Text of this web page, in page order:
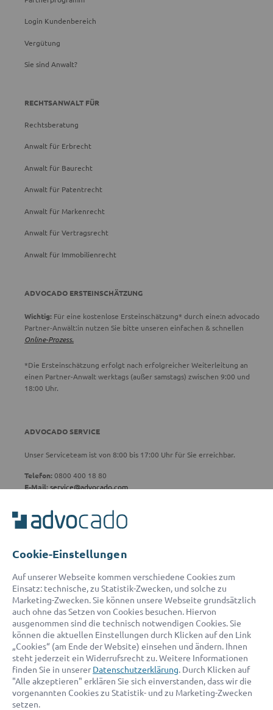
Login Kundenbereich
Vergütung
Sie sind Anwalt?
RECHTSANWALT FÜR
Rechtsberatung
Anwalt für Erbrecht
Anwalt für Baurecht
Anwalt für Patentrecht
Anwalt für Markenrecht
Anwalt für Vertragsrecht
Anwalt für Immobilienrecht
ADVOCADO ERSTEINSCHÄTZUNG
Wichtig: Für eine kostenlose Ersteinschätzung* durch eine:n advocado
Partner-Anwält:in nutzen Sie bitte unseren einfachen & schnellen
Online-Prozess.
*Die Ersteinschätzung erfolgt nach erfolgreicher Weiterleitung an
einen Partner-Anwalt werktags (außer samstags) zwischen 9:00 und
18:00 Uhr.
ADVOCADO SERVICE
Unser Serviceteam ist von 8:00 bis 17:00 Uhr für Sie erreichbar.
Telefon:0800 400 18 80
E-Mail:service@advocado.com
© 2026 advocado - einfach online den passenden Rechtsanwalt finden
Auszeichnungen:
Cookie-Einstellungen
Auf unserer Webseite kommen verschiedene Cookies zum
Einsatz: technische, zu Statistik-Zwecken, und solche zu
Marketing-Zwecken. Sie können unsere Webseite grundsätzlich
auch ohne das Setzen von Cookies besuchen. Hiervon
ausgenommen sind die technisch notwendigen Cookies. Sie
können die aktuellen Einstellungen durch Klicken auf den Link
„Cookies“ (am Ende der Website) einsehen und ändern. Ihnen
steht jederzeit ein Widerrufsrecht zu. Weitere Informationen
finden Sie in unserer Datenschutzerklärung. Durch Klicken auf
"Alle akzeptieren" erklären Sie sich einverstanden, dass wir die
vorgenannten Cookies zu Statistik- und zu Marketing-Zwecken
setzen.